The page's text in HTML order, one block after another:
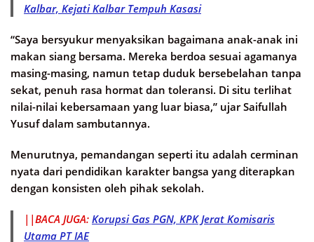
Kalbar, Kejati Kalbar Tempuh Kasasi
“Saya bersyukur menyaksikan bagaimana anak-anak ini
makan siang bersama. Mereka berdoa sesuai agamanya
masing-masing, namun tetap duduk bersebelahan tanpa
sekat, penuh rasa hormat dan toleransi. Di situ terlihat
nilai-nilai kebersamaan yang luar biasa,” ujar Saifullah
Yusuf dalam sambutannya.
Menurutnya, pemandangan seperti itu adalah cerminan
nyata dari pendidikan karakter bangsa yang diterapkan
dengan konsisten oleh pihak sekolah.
||BACA JUGA: Korupsi Gas PGN, KPK Jerat Komisaris
Utama PT IAE